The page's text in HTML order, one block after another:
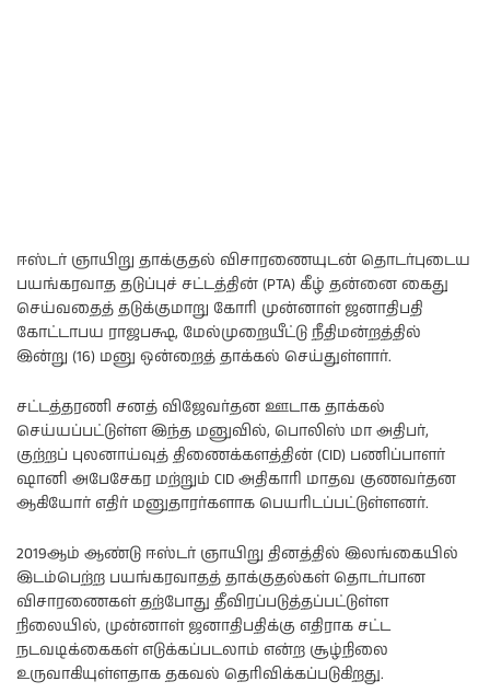
ஈஸ்டர் ஞாயிறு தாக்குதல் விசாரணையுடன் தொடர்புடைய
பயங்கரவாத தடுப்புச் சட்டத்தின் (PTA) கீழ் தன்னை கைது
செய்வதைத் தடுக்குமாறு கோரி முன்னாள் ஜனாதிபதி
கோட்டாபய ராஜபக்ஷ, மேல்முறையீட்டு நீதிமன்றத்தில்
இன்று (16) மனு ஒன்றைத் தாக்கல் செய்துள்ளார்.
சட்டத்தரணி சனத் விஜேவர்தன ஊடாக தாக்கல்
செய்யப்பட்டுள்ள இந்த மனுவில், பொலிஸ் மா அதிபர்,
குற்றப் புலனாய்வுத் திணைக்களத்தின் (CID) பணிப்பாளர்
ஷானி அபேசேகர மற்றும் CID அதிகாரி மாதவ குணவர்தன
ஆகியோர் எதிர் மனுதாரர்களாக பெயரிடப்பட்டுள்ளனர்.
2019ஆம் ஆண்டு ஈஸ்டர் ஞாயிறு தினத்தில் இலங்கையில்
இடம்பெற்ற பயங்கரவாதத் தாக்குதல்கள் தொடர்பான
விசாரணைகள் தற்போது தீவிரப்படுத்தப்பட்டுள்ள
நிலையில், முன்னாள் ஜனாதிபதிக்கு எதிராக சட்ட
நடவடிக்கைகள் எடுக்கப்படலாம் என்ற சூழ்நிலை
உருவாகியுள்ளதாக தகவல் தெரிவிக்கப்படுகிறது.